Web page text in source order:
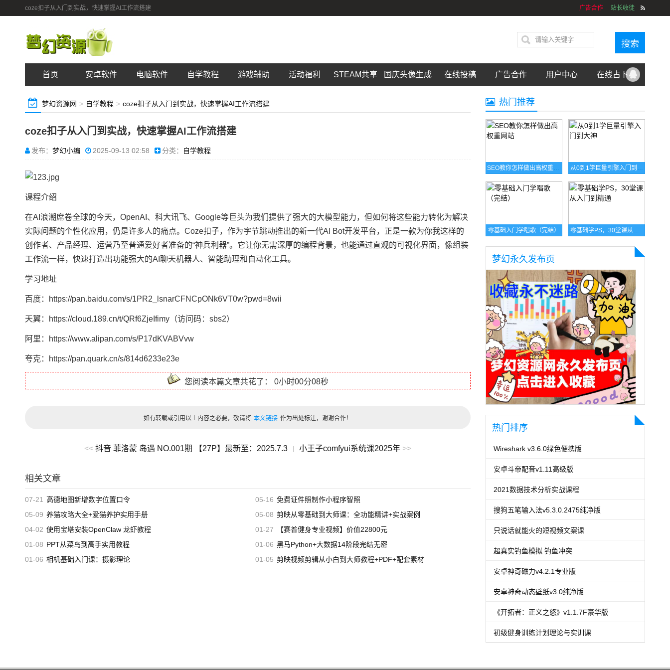
coze扣子从入门到实战，快速掌握AI工作流搭建 广告合作 站长收徒
首页 安卓软件 电脑软件 自学教程 游戏辅助 活动福利 STEAM共享 国庆头像生成 在线投稿 广告合作 用户中心 在线占卜
梦幻资源网 > 自学教程 > coze扣子从入门到实战，快速掌握AI工作流搭建
coze扣子从入门到实战，快速掌握AI工作流搭建
发布： 梦幻小编 2025-09-13 02:58 分类： 自学教程
课程介绍
在AI浪潮席卷全球的今天，OpenAI、科大讯飞、Google等巨头为我们提供了强大的大模型能力，但如何将这些能力转化为解决
实际问题的个性化应用，仍是许多人的痛点。Coze扣子，作为字节跳动推出的新一代AI Bot开发平台，正是一款为你我这样的
创作者、产品经理、运营乃至普通爱好者准备的“神兵利器”。它让你无需深厚的编程背景，也能通过直观的可视化界面，像组装
工作流一样，快速打造出功能强大的AI聊天机器人、智能助理和自动化工具。
学习地址
百度：https://pan.baidu.com/s/1PR2_lsnarCFNCpONk6VT0w?pwd=8wii
天翼：https://cloud.189.cn/t/QRf6ZjeIfimy（访问码：sbs2）
阿里：https://www.alipan.com/s/P17dKVABVvw
夸克：https://pan.quark.cn/s/814d6233e23e
您阅读本篇文章共花了： 0小时00分08秒
如有转载或引用以上内容之必要，敬请将 本文链接 作为出处标注，谢谢合作！
<< 抖音 菲洛蒙 岛遇 NO.001期 【27P】最新至：2025.7.3 | 小王子comfyui系统课2025年 >>
相关文章
07-21 高德地图新增数字位置口令 05-16 免费证件照制作小程序智照
05-09 养猫攻略大全+爱猫养护实用手册 05-08 剪映从零基础到大师课：全功能精讲+实战案例
04-02 使用宝塔安装OpenClaw 龙虾教程 01-27
【赛普健身专业视频】价值22800元
01-08 PPT从菜鸟到高手实用教程 01-06 黑马Python+大数据14阶段完结无密
01-06 相机基础入门课：摄影理论 01-05 剪映视频剪辑从小白到大师教程+PDF+配套素材
热门推荐
SEO教你怎样做出高权重网站 从0到1学巨量引擎入门到大神
零基础入门学唱歌（完结） 零基础学PS，30堂课从入门到精通
梦幻永久发布页
热门排序
Wireshark v3.6.0绿色便携版
安卓斗帝配音v1.11高级版
2021数据技术分析实战课程
搜狗五笔输入法v5.3.0.2475纯净版
只说话就能火的短视频文案课
超真实钓鱼模拟 钓鱼冲突
安卓神奇磁力v4.2.1专业版
安卓神奇动态壁纸v3.0纯净版
《开拓者：正义之怒》v1.1.7F豪华版
初级健身训练计划理论与实训课